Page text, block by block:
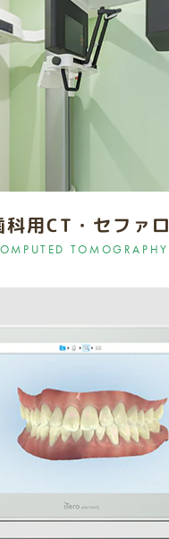
科用CT・セファロ
TOMOGRAPHY